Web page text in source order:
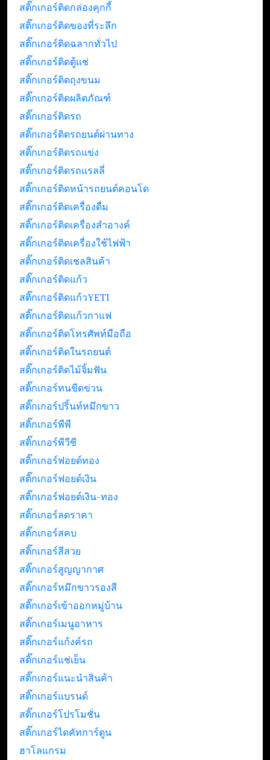
สติ๊กเกอร์ติดกล่องคุกกี้
สติ๊กเกอร์ติดของที่ระลึก
สติ๊กเกอร์ติดฉลากทั่วไป
สติ๊กเกอร์ติดตู้แช่
สติ๊กเกอร์ติดถุงขนม
สติ๊กเกอร์ติดผลิตภัณฑ์
สติ๊กเกอร์ติดรถ
สติ๊กเกอร์ติดรถยนต์ผ่านทาง
สติ๊กเกอร์ติดรถแข่ง
สติ๊กเกอร์ติดรถแรลลี่
สติ๊กเกอร์ติดหน้ารถยนต์คอนโด
สติ๊กเกอร์ติดเครื่องดื่ม
สติ๊กเกอร์ติดเครื่องสำอางค์
สติ๊กเกอร์ติดเครื่องใช้ไฟฟ้า
สติ๊กเกอร์ติดเชลสินค้า
สติ๊กเกอร์ติดแก้ว
สติ๊กเกอร์ติดแก้วYETI
สติ๊กเกอร์ติดแก้วกาแฟ
สติ๊กเกอร์ติดโทรศัพท์มือถือ
สติ๊กเกอร์ติดในรถยนต์
สติ๊กเกอร์ติดไม้จิ้มฟัน
สติ๊กเกอร์ทนขีดข่วน
สติ๊กเกอร์ปริ้นท์หมึกขาว
สติ๊กเกอร์พีพี
สติ๊กเกอร์พีวีซี
สติ๊กเกอร์ฟอยด์ทอง
สติ๊กเกอร์ฟอยด์เงิน
สติ๊กเกอร์ฟอยด์เงิน-ทอง
สติ๊กเกอร์ลดราคา
สติ๊กเกอร์สคบ
สติ๊กเกอร์สีสวย
สติ๊กเกอร์สูญญากาศ
สติ๊กเกอร์หมึกขาวรองสี
สติ๊กเกอร์เข้าออกหมู่บ้าน
สติ๊กเกอร์เมนูอาหาร
สติ๊กเกอร์แก้งค์รถ
สติ๊กเกอร์แช่เย็น
สติ๊กเกอร์แนะนำสินค้า
สติ๊กเกอร์แบรนด์
สติ๊กเกอร์โปรโมชั่น
สติ๊กเกอร์ไดคัทการ์ตูน
ฮาโลแกรม